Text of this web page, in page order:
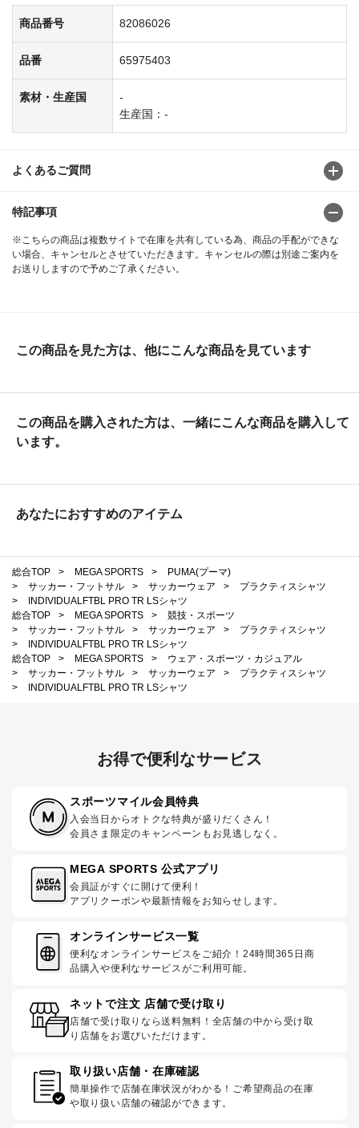
商品番号 82086026
品番 65975403
素材・生産国
-
生産国：-
よくあるご質問
特記事項
※こちらの商品は複数サイトで在庫を共有している為、商品の手配ができな
い場合、キャンセルとさせていただきます。キャンセルの際は別途ご案内を
お送りしますので予めご了承ください。
この商品を見た方は、他にこんな商品を見ています
この商品を購入された方は、一緒にこんな商品を購入して
います。
あなたにおすすめのアイテム
総合TOP > MEGA SPORTS >
PUMA(プーマ)
>
サッカー・フットサル > サッカーウェア >
プラクティスシャツ
>
INDIVIDUALFTBL PRO TR LSシャツ
総合TOP
> MEGA SPORTS >
競技・スポーツ
>
サッカー・フットサル > サッカーウェア >
プラクティスシャツ
>
INDIVIDUALFTBL PRO TR LSシャツ
総合TOP
> MEGA SPORTS >
ウェア・スポーツ・カジュアル
>
サッカー・フットサル > サッカーウェア >
プラクティスシャツ
>
INDIVIDUALFTBL PRO TR LSシャツ
お得で便利なサービス
スポーツマイル会員特典
入会当日からオトクな特典が盛りだくさん！
会員さま限定のキャンペーンもお見逃しなく。
MEGA SPORTS 公式アプリ
会員証がすぐに開けて便利！
アプリクーポンや最新情報をお知らせします。
オンラインサービス一覧
便利なオンラインサービスをご紹介！24時間365日商
品購入や便利なサービスがご利用可能。
ネットで注文 店舗で受け取り
店舗で受け取りなら送料無料！全店舗の中から受け取
り店舗をお選びいただけます。
取り扱い店舗・在庫確認
簡単操作で店舗在庫状況がわかる！ご希望商品の在庫
や取り扱い店舗の確認ができます。